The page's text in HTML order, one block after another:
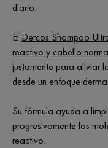
diario.
El Dercos Shampoo
reactivo y cabello
justamente para aliviar
desde un enfoque
Su fórmula ayuda a
progresivamente las
reactivo.